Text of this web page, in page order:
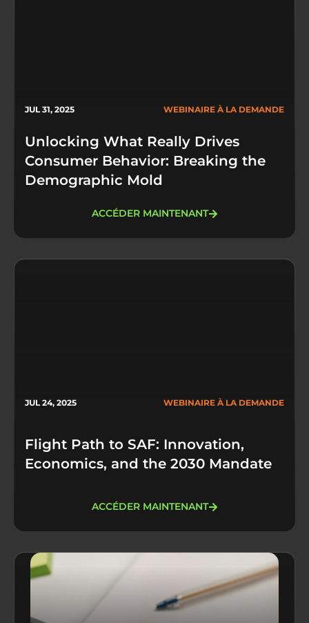
JUL 31, 2025 WEBINAIRE À LA DEMANDE
Unlocking What Really Drives
Consumer Behavior: Breaking the
Demographic Mold
ACCÉDER MAINTENANT
JUL 24, 2025 WEBINAIRE À LA DEMANDE
Flight Path to SAF: Innovation,
Economics, and the 2030 Mandate
ACCÉDER MAINTENANT